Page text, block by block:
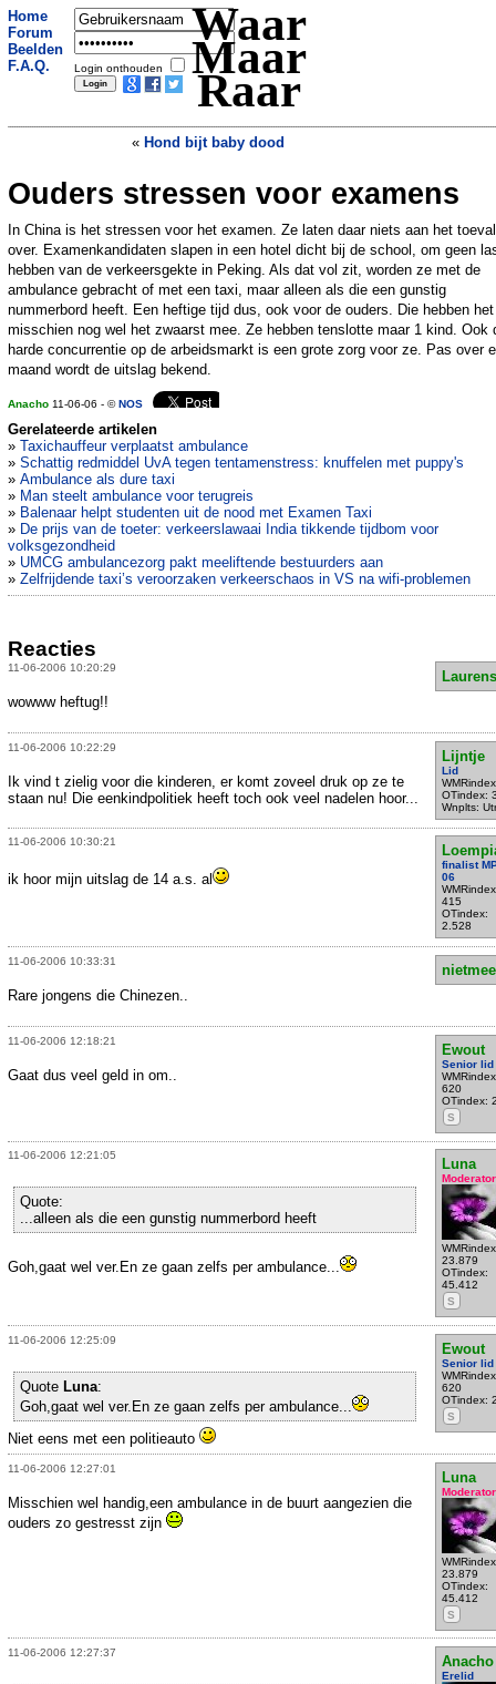
Home
Forum
Beelden
F.A.Q.
Login onthouden
Waar
Maar
Raar
« Hond bijt baby dood
Brit reist naar verkeerde Manchester
Ouders stressen voor examens
In China is het stressen voor het examen. Ze laten daar niets aan het toeval
over. Examenkandidaten slapen in een hotel dicht bij de school, om geen
hebben van de verkeersgekte in Peking. Als dat vol zit, worden ze met de
ambulance gebracht of met een taxi, maar alleen als die een gunstig
nummerbord heeft. Een heftige tijd dus, ook voor de ouders. Die hebben
misschien nog wel het zwaarst mee. Ze hebben tenslotte maar 1 kind. Ook
harde concurrentie op de arbeidsmarkt is een grote zorg voor ze. Pas over
maand wordt de uitslag bekend.
Anacho 11-06-06 - ©NOS
Gerelateerde artikelen
» Taxichauffeur verplaatst ambulance
» Schattig redmiddel UvA tegen tentamenstress: knuffelen met puppy's
» Ambulance als dure taxi
» Man steelt ambulance voor terugreis
» Balenaar helpt studenten uit de nood met Examen Taxi
» De prijs van de toeter: verkeerslawaai India tikkende tijdbom voor
volksgezondheid
» UMCG ambulancezorg pakt meeliftende bestuurders aan
» Zelfrijdende taxi’s veroorzaken verkeerschaos in VS na wifi-problemen
Reacties
11-06-2006 10:20:29
Laurens
wowww heftug!!
11-06-2006 10:22:29
Lijntje
Lid
OTindex:
Wnplts:
Ik vind t zielig voor die kinderen, er komt zoveel druk op ze te
staan nu! Die eenkindpolitiek heeft toch ook veel nadelen hoor...
11-06-2006 10:30:21
finalist
06
415
OTindex:
2.528
ik hoor mijn uitslag de 14 a.s. al
11-06-2006 10:33:31
Rare jongens die Chinezen..
11-06-2006 12:18:21
Ewout
Senior lid
620
OTindex:
S
Gaat dus veel geld in om..
11-06-2006 12:21:05
Luna
Moderator
23.879
OTindex:
45.412
S
Quote:
...alleen als die een gunstig nummerbord heeft
Goh,gaat wel ver.En ze gaan zelfs per ambulance...
11-06-2006 12:25:09
Ewout
Senior lid
620
OTindex:
S
Quote Luna:
Goh,gaat wel ver.En ze gaan zelfs per ambulance...
Niet eens met een politieauto
11-06-2006 12:27:01
Luna
Moderator
23.879
OTindex:
45.412
S
Misschien wel handig,een ambulance in de buurt aangezien die
ouders zo gestresst zijn
11-06-2006 12:27:37
Anacho
Erelid